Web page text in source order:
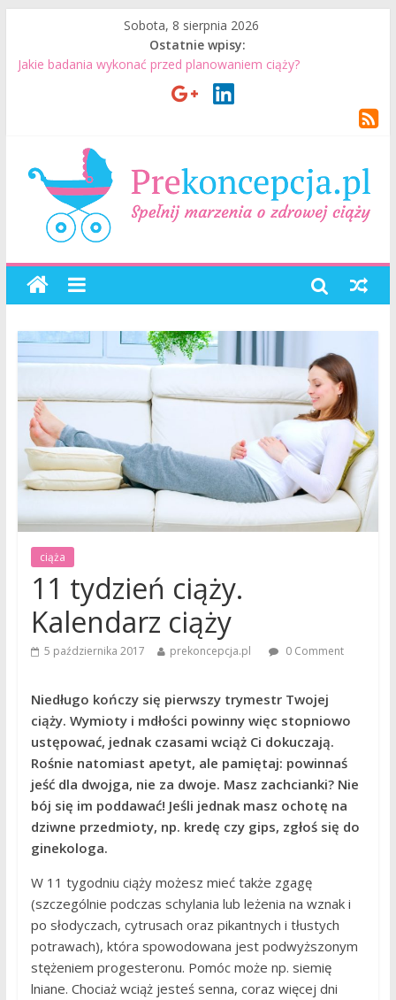
Sobota, 8 sierpnia 2026
Ostatnie wpisy:
Jakie badania wykonać przed planowaniem ciąży?
Jak mężczyzna może przygotować się do ciąży? 7 rzeczy, które
specjalistą?
Planowanie ciąży. Jak planować ciążę? Jak przygotować się do
ciąża
11 tydzień ciąży.
Kalendarz ciąży
5 października 2017 prekoncepcja.pl 0 Comment
Niedługo kończy się pierwszy trymestr Twojej
ciąży. Wymioty i mdłości powinny więc stopniowo
ustępować, jednak czasami wciąż Ci dokuczają.
Rośnie natomiast apetyt, ale pamiętaj: powinnaś
jeść dla dwojga, nie za dwoje. Masz zachcianki? Nie
bój się im poddawać! Jeśli jednak masz ochotę na
dziwne przedmioty, np. kredę czy gips, zgłoś się do
ginekologa.
W 11 tygodniu ciąży możesz mieć także zgagę
(szczególnie podczas schylania lub leżenia na wznak i
po słodyczach, cytrusach oraz pikantnych i tłustych
potrawach), która spowodowana jest podwyższonym
stężeniem progesteronu. Pomóc może np. siemię
lniane. Chociaż wciąż jesteś senna, coraz więcej dni